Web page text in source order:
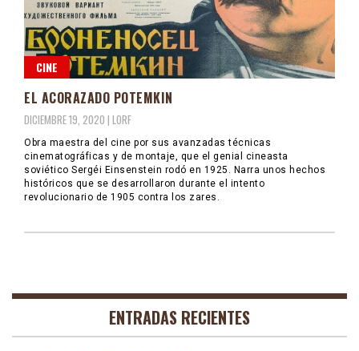
CINE
EL ACORAZADO POTEMKIN
DICIEMBRE 19, 2020 | LORF
Obra maestra del cine por sus avanzadas técnicas
cinematográficas y de montaje, que el genial cineasta
soviético Sergéi Einsenstein rodó en 1925. Narra unos hechos
históricos que se desarrollaron durante el intento
revolucionario de 1905 contra los zares.
ENTRADAS RECIENTES